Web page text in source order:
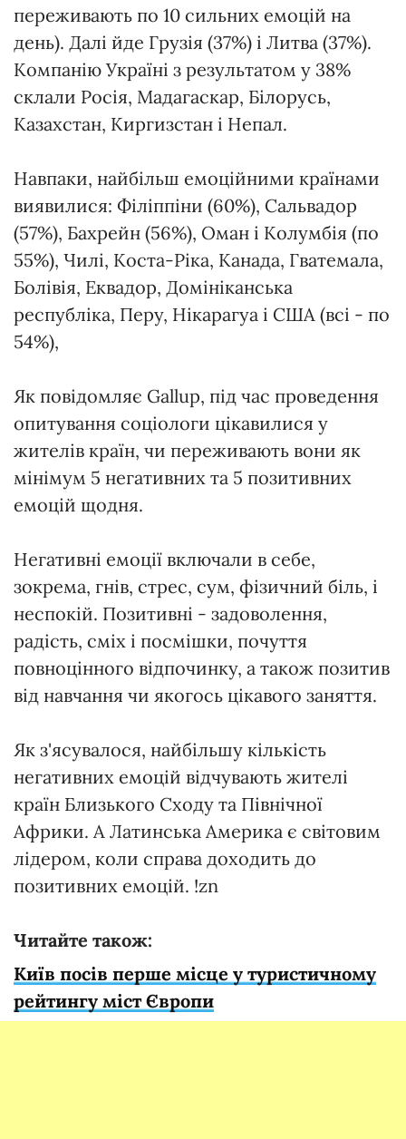
переживають по 10 сильних емоцій на
день). Далі йде Грузія (37%) і Литва (37%).
Компанію Україні з результатом у 38%
склали Росія, Мадагаскар, Білорусь,
Казахстан, Киргизстан і Непал.
Навпаки, найбільш емоційними країнами
виявилися: Філіппіни (60%), Сальвадор
(57%), Бахрейн (56%), Оман і Колумбія (по
55%), Чилі, Коста-Ріка, Канада, Гватемала,
Болівія, Еквадор, Домініканська
республіка, Перу, Нікарагуа і США (всі - по
54%),
Як повідомляє Gallup, під час проведення
опитування соціологи цікавилися у
жителів країн, чи переживають вони як
мінімум 5 негативних та 5 позитивних
емоцій щодня.
Негативні емоції включали в себе,
зокрема, гнів, стрес, сум, фізичний біль, і
неспокій. Позитивні - задоволення,
радість, сміх і посмішки, почуття
повноцінного відпочинку, а також позитив
від навчання чи якогось цікавого заняття.
Як з'ясувалося, найбільшу кількість
негативних емоцій відчувають жителі
країн Близького Сходу та Північної
Африки. А Латинська Америка є світовим
лідером, коли справа доходить до
позитивних емоцій. !zn
Читайте також:
Київ посів перше місце у туристичному
рейтингу міст Європи